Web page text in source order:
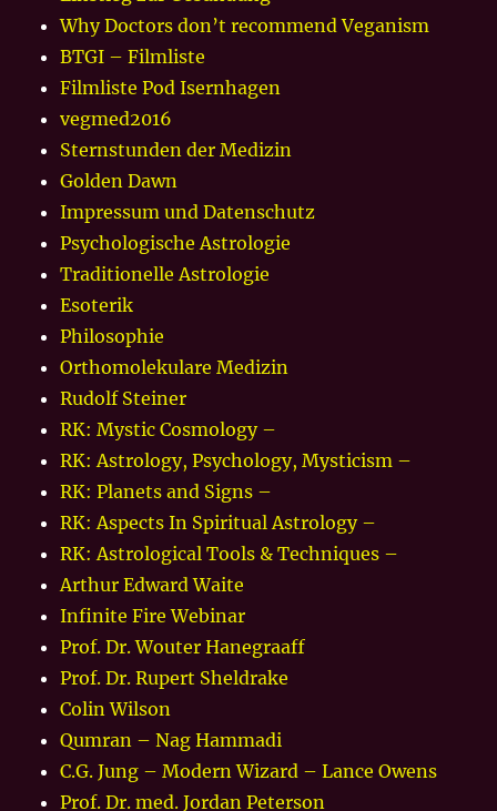
Why Doctors don’t recommend Veganism
BTGI – Filmliste
Filmliste Pod Isernhagen
vegmed2016
Sternstunden der Medizin
Golden Dawn
Impressum und Datenschutz
Psychologische Astrologie
Traditionelle Astrologie
Esoterik
Philosophie
Orthomolekulare Medizin
Rudolf Steiner
RK: Mystic Cosmology –
RK: Astrology, Psychology, Mysticism –
RK: Planets and Signs –
RK: Aspects In Spiritual Astrology –
RK: Astrological Tools & Techniques –
Arthur Edward Waite
Infinite Fire Webinar
Prof. Dr. Wouter Hanegraaff
Prof. Dr. Rupert Sheldrake
Colin Wilson
Qumran – Nag Hammadi
C.G. Jung – Modern Wizard – Lance Owens
Prof. Dr. med. Jordan Peterson